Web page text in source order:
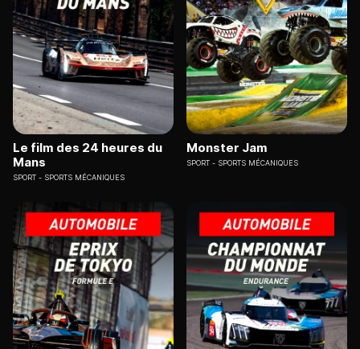
Le film des 24 heures du
Mans
SPORT SPORTS MÉCANIQUES
Monster Jam
SPORT SPORTS MÉCANIQUES